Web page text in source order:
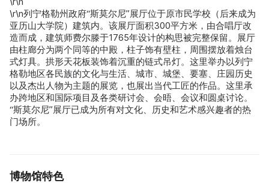
\r\n列宁格勒州政府“斯莫尔尼”展厅位于原市民学校（后来成为
亚历山大学院）建筑内。该展厅面积300平方米，由合唱厅改
造而成，建筑师费尔滕于1765年设计的构思被完整保留。展厅
由柱廊分为两个同等的中殿，柱子饰有壁柱，周围摆放着烛台
式灯具。拱形天花板装饰着沉重的链式吊灯。这里举办以列宁
格勒地区各民族的文化与生活、城市、城堡、要塞、庄园历史
以及杰出人物为主题的展览，也展出当代工匠的作品。这里承
办跨地区和国际项目及各类研讨会、会晤、会议和圆桌讨论。
“斯莫尔尼”展厅已成为所有对文化、历史和艺术感兴趣者的热
门场所。
博物馆特色